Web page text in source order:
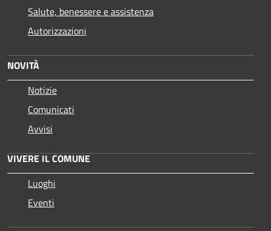
Salute, benessere e assistenza
Autorizzazioni
NOVITÀ
Notizie
Comunicati
Avvisi
VIVERE IL COMUNE
Luoghi
Eventi